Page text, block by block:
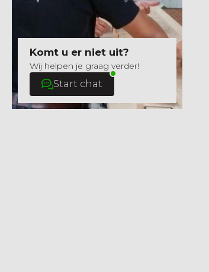
Komt u er niet uit?
Wij helpen je graag verder!
Start chat